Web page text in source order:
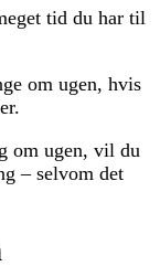
tid du har til
om ugen, hvis
om ugen, vil du
– selvom det